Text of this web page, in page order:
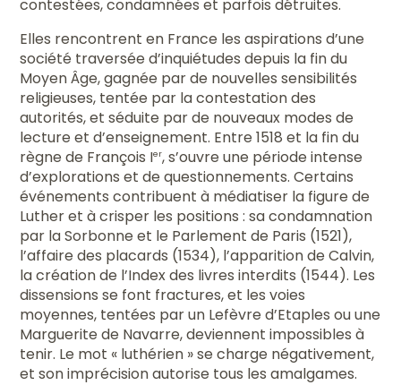
contestées, condamnées et parfois détruites.
Elles rencontrent en France les aspirations d’une
société traversée d’inquiétudes depuis la fin du
Moyen Âge, gagnée par de nouvelles sensibilités
religieuses, tentée par la contestation des
autorités, et séduite par de nouveaux modes de
lecture et d’enseignement. Entre 1518 et la fin du
règne de François Ier, s’ouvre une période intense
d’explorations et de questionnements. Certains
événements contribuent à médiatiser la figure de
Luther et à crisper les positions : sa condamnation
par la Sorbonne et le Parlement de Paris (1521),
l’affaire des placards (1534), l’apparition de Calvin,
la création de l’Index des livres interdits (1544). Les
dissensions se font fractures, et les voies
moyennes, tentées par un Lefèvre d’Etaples ou une
Marguerite de Navarre, deviennent impossibles à
tenir. Le mot « luthérien » se charge négativement,
et son imprécision autorise tous les amalgames.